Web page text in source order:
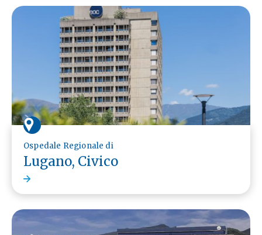
Ospedale Regionale di
Lugano, Civico